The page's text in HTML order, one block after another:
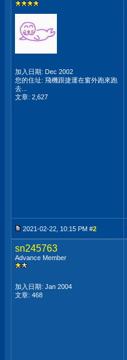
加入日期: Dec 2002
您的住址: 飛機跟捷運在窗外跑來跑
去...
文章: 2,627
2021-02-22, 10:15 PM #2
sn245763
Advance Member
加入日期: Jan 2004
文章: 468